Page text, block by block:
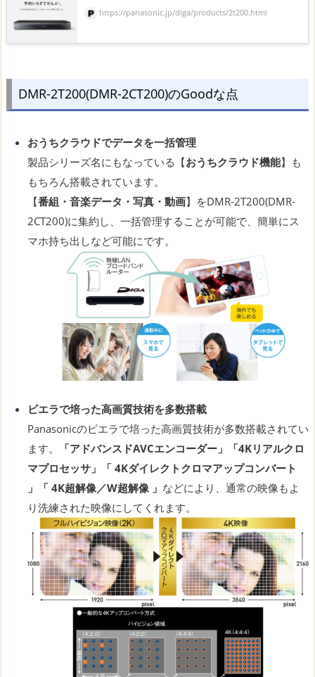
https://panasonic.jp/diga/products/2t200.html
DMR-2T200(DMR-2CT200)のGoodな点
おうちクラウドでデータを一括管理
製品シリーズ名にもなっている【おうちクラウド機能】も
もちろん搭載されています。
【番組・音楽データ・写真・動画】をDMR-2T200(DMR-
2CT200)に集約し、一括管理することが可能で、簡単にス
マホ持ち出しなど可能にです。
ビエラで培った高画質技術を多数搭載
Panasonicのビエラで培った高画質技術が多数搭載されてい
ます。
「アドバンスドAVCエンコーダー」「4Kリアルクロ
マプロセッサ」「 4Kダイレクトクロマアップコンバート
」「 4K超解像／W超解像 」 などにより、通常の映像もよ
り洗練された映像にしてくれます。